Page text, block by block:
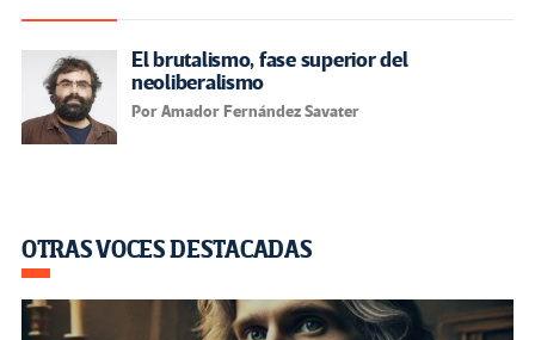
El brutalismo, fase superior del
neoliberalismo
Por Amador Fernández Savater
OTRAS VOCES DESTACADAS